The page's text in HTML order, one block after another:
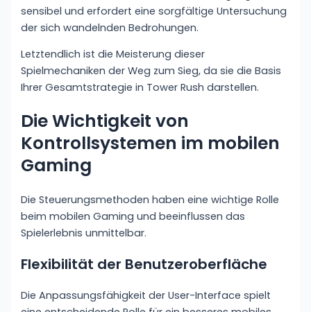
sensibel und erfordert eine sorgfältige Untersuchung
der sich wandelnden Bedrohungen.
Letztendlich ist die Meisterung dieser
Spielmechaniken der Weg zum Sieg, da sie die Basis
Ihrer Gesamtstrategie in Tower Rush darstellen.
Die Wichtigkeit von
Kontrollsystemen im mobilen
Gaming
Die Steuerungsmethoden haben eine wichtige Rolle
beim mobilen Gaming und beeinflussen das
Spielerlebnis unmittelbar.
Flexibilität der Benutzeroberfläche
Die Anpassungsfähigkeit der User-Interface spielt